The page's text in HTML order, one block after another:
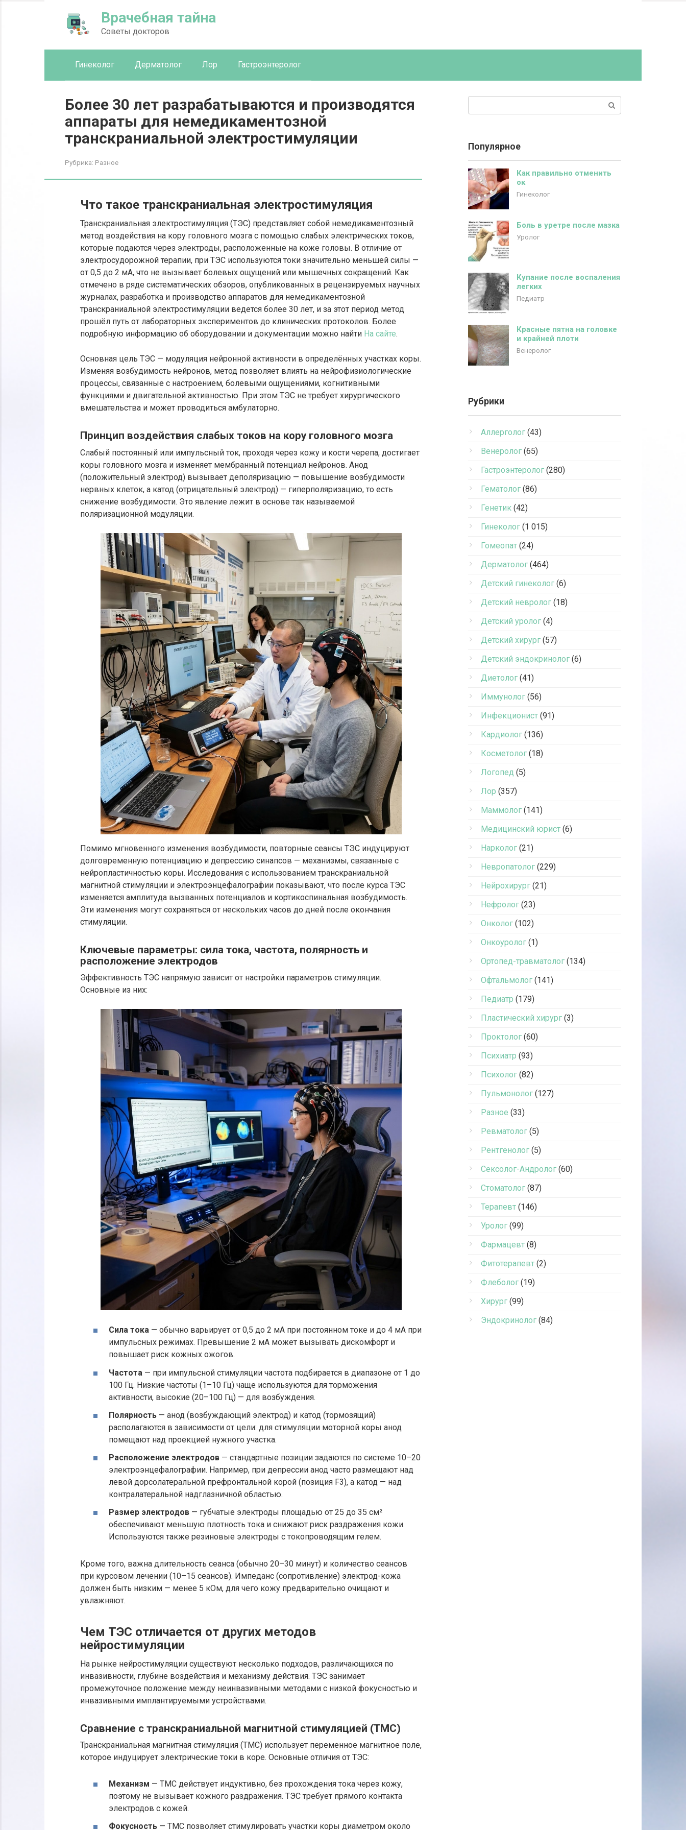
Врачебная тайна
Советы докторов
Гинеколог Дерматолог Лор Гастроэнтеролог
Более 30 лет разрабатываются и производятся
аппараты для немедикаментозной
транскраниальной электростимуляции
Рубрика: Разное
Что такое транскраниальная электростимуляция
Транскраниальная электростимуляция (ТЭС) представляет собой немедикаментозный
метод воздействия на кору головного мозга с помощью слабых электрических токов,
которые подаются через электроды, расположенные на коже головы. В отличие от
электросудорожной терапии, при ТЭС используются токи значительно меньшей силы —
от 0,5 до 2 мА, что не вызывает болевых ощущений или мышечных сокращений. Как
отмечено в ряде систематических обзоров, опубликованных в рецензируемых научных
журналах, разработка и производство аппаратов для немедикаментозной
транскраниальной электростимуляции ведется более 30 лет, и за этот период метод
прошёл путь от лабораторных экспериментов до клинических протоколов. Более
подробную информацию об оборудовании и документации можно найти На сайте.
Основная цель ТЭС — модуляция нейронной активности в определённых участках коры.
Изменяя возбудимость нейронов, метод позволяет влиять на нейрофизиологические
процессы, связанные с настроением, болевыми ощущениями, когнитивными
функциями и двигательной активностью. При этом ТЭС не требует хирургического
вмешательства и может проводиться амбулаторно.
Принцип воздействия слабых токов на кору головного мозга
Слабый постоянный или импульсный ток, проходя через кожу и кости черепа, достигает
коры головного мозга и изменяет мембранный потенциал нейронов. Анод
(положительный электрод) вызывает деполяризацию — повышение возбудимости
нервных клеток, а катод (отрицательный электрод) — гиперполяризацию, то есть
снижение возбудимости. Это явление лежит в основе так называемой
поляризационной модуляции.
Помимо мгновенного изменения возбудимости, повторные сеансы ТЭС индуцируют
долговременную потенциацию и депрессию синапсов — механизмы, связанные с
нейропластичностью коры. Исследования с использованием транскраниальной
магнитной стимуляции и электроэнцефалографии показывают, что после курса ТЭС
изменяется амплитуда вызванных потенциалов и кортикоспинальная возбудимость.
Эти изменения могут сохраняться от нескольких часов до дней после окончания
стимуляции.
Ключевые параметры: сила тока, частота, полярность и
расположение электродов
Эффективность ТЭС напрямую зависит от настройки параметров стимуляции.
Основные из них:
Сила тока — обычно варьирует от 0,5 до 2 мА при постоянном токе и до 4 мА при
импульсных режимах. Превышение 2 мА может вызывать дискомфорт и
повышает риск кожных ожогов.
Частота — при импульсной стимуляции частота подбирается в диапазоне от 1 до
100 Гц. Низкие частоты (1–10 Гц) чаще используются для торможения
активности, высокие (20–100 Гц) — для возбуждения.
Полярность — анод (возбуждающий электрод) и катод (тормозящий)
располагаются в зависимости от цели: для стимуляции моторной коры анод
помещают над проекцией нужного участка.
Расположение электродов — стандартные позиции задаются по системе 10–20
электроэнцефалографии. Например, при депрессии анод часто размещают над
левой дорсолатеральной префронтальной корой (позиция F3), а катод — над
контралатеральной надглазничной областью.
Размер электродов — губчатые электроды площадью от 25 до 35 см²
обеспечивают меньшую плотность тока и снижают риск раздражения кожи.
Используются также резиновые электроды с токопроводящим гелем.
Кроме того, важна длительность сеанса (обычно 20–30 минут) и количество сеансов
при курсовом лечении (10–15 сеансов). Импеданс (сопротивление) электрод-кожа
должен быть низким — менее 5 кОм, для чего кожу предварительно очищают и
увлажняют.
Чем ТЭС отличается от других методов
нейростимуляции
На рынке нейростимуляции существуют несколько подходов, различающихся по
инвазивности, глубине воздействия и механизму действия. ТЭС занимает
промежуточное положение между неинвазивными методами с низкой фокусностью и
инвазивными имплантируемыми устройствами.
Сравнение с транскраниальной магнитной стимуляцией (ТМС)
Транскраниальная магнитная стимуляция (ТМС) использует переменное магнитное поле,
которое индуцирует электрические токи в коре. Основные отличия от ТЭС:
Механизм — ТМС действует индуктивно, без прохождения тока через кожу,
поэтому не вызывает кожного раздражения. ТЭС требует прямого контакта
электродов с кожей.
Фокусность — ТМС позволяет стимулировать участки коры диаметром около
Популярное
Как правильно отменить
ок
Гинеколог
Боль в уретре после мазка
Уролог
Купание после воспаления
легких
Педиатр
Красные пятна на головке
и крайней плоти
Венеролог
Рубрики
Аллерголог (43)
Венеролог (65)
Гастроэнтеролог (280)
Гематолог (86)
Генетик (42)
Гинеколог (1 015)
Гомеопат (24)
Дерматолог (464)
Детский гинеколог (6)
Детский невролог (18)
Детский уролог (4)
Детский хирург (57)
Детский эндокринолог (6)
Диетолог (41)
Иммунолог (56)
Инфекционист (91)
Кардиолог (136)
Косметолог (18)
Логопед (5)
Лор (357)
Маммолог (141)
Медицинский юрист (6)
Нарколог (21)
Невропатолог (229)
Нейрохирург (21)
Нефролог (23)
Онколог (102)
Онкоуролог (1)
Ортопед-травматолог (134)
Офтальмолог (141)
Педиатр (179)
Пластический хирург (3)
Проктолог (60)
Психиатр (93)
Психолог (82)
Пульмонолог (127)
Разное (33)
Ревматолог (5)
Рентгенолог (5)
Сексолог-Андролог (60)
Стоматолог (87)
Терапевт (146)
Уролог (99)
Фармацевт (8)
Фитотерапевт (2)
Флеболог (19)
Хирург (99)
Эндокринолог (84)